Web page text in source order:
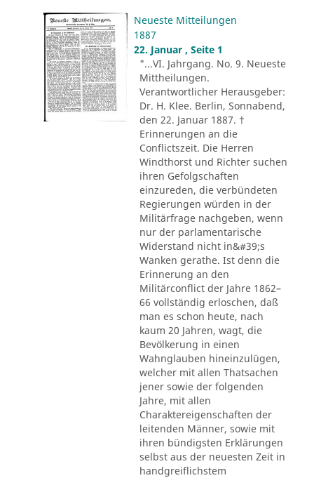
Neueste Mitteilungen
1887
22. Januar , Seite 1
"...VI. Jahrgang. No. 9. Neueste
Mittheilungen.
Verantwortlicher Herausgeber:
Dr. H. Klee. Berlin, Sonnabend,
den 22. Januar 1887. †
Erinnerungen an die
Conflictszeit. Die Herren
Windthorst und Richter suchen
ihren Gefolgschaften
einzureden, die verbündeten
Regierungen würden in der
Militärfrage nachgeben, wenn
nur der parlamentarische
Widerstand nicht in&#39;s
Wanken gerathe. Ist denn die
Erinnerung an den
Militärconflict der Jahre 1862–
66 vollständig erloschen, daß
man es schon heute, nach
kaum 20 Jahren, wagt, die
Bevölkerung in einen
Wahnglauben hineinzulügen,
welcher mit allen Thatsachen
jener sowie der folgenden
Jahre, mit allen
Charaktereigenschaften der
leitenden Männer, sowie mit
ihren bündigsten Erklärungen
selbst aus der neuesten Zeit in
handgreiflichstem